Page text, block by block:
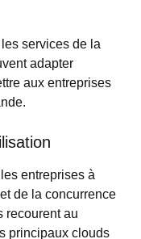
services de la
adapter
aux entreprises
entreprises à
de la concurrence
recourent au
principaux clouds